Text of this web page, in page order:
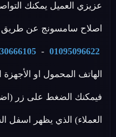
عزيزي العميل يمكنك
اصلاح سامسونج عن طريق
01095096622
-
الهاتف المحمول او
فيمكنك الضغط على زر
العملاء) الذي يظهر اسفل